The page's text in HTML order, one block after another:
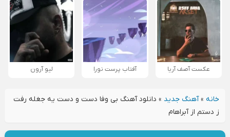
عکست آصف آریا آفتاب پرست نورا لیو آرون
خانه»آهنگ جدید » دانلود آهنگ بی وفا دست و دست یه جغله رفت
ز دستم از آبراهام